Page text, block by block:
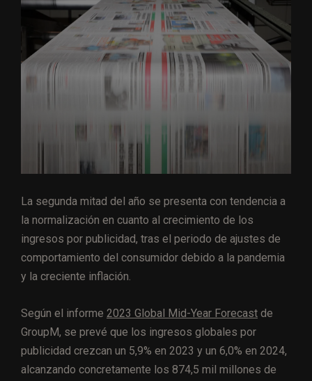
La segunda mitad del año se presenta con tendencia a
la normalización en cuanto al crecimiento de los
ingresos por publicidad, tras el periodo de ajustes de
comportamiento del consumidor debido a la pandemia
y la creciente inflación.
Según el informe 2023 Global Mid-Year Forecast de
GroupM, se prevé que los ingresos globales por
publicidad crezcan un 5,9% en 2023 y un 6,0% en 2024,
alcanzando concretamente los 874,5 mil millones de